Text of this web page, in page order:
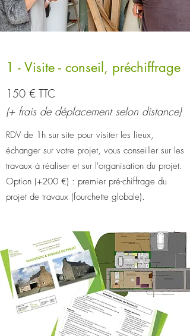
1 - Visite - conseil, préchiffrage
150 € TTC
(+ frais de déplacement selon distance)
RDV de 1h sur site pour visiter les lieux,
échanger sur votre projet, vous conseiller sur les
travaux à réaliser et sur l'organisation du projet.
Option (+200 €) : premier pré-chiffrage du
projet de travaux (fourchette globale).